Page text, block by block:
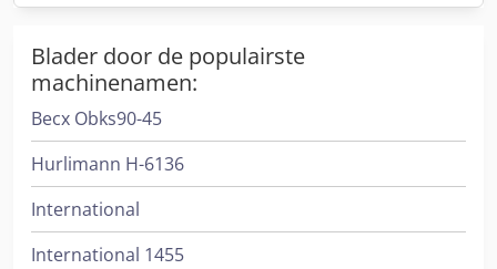
Blader door de populairste
machinenamen:
Becx Obks90-45
Hurlimann H-6136
International
International 1455